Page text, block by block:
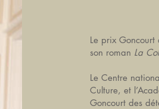
Le prix
son roman La
Le Centre
Culture, et
Goncourt des